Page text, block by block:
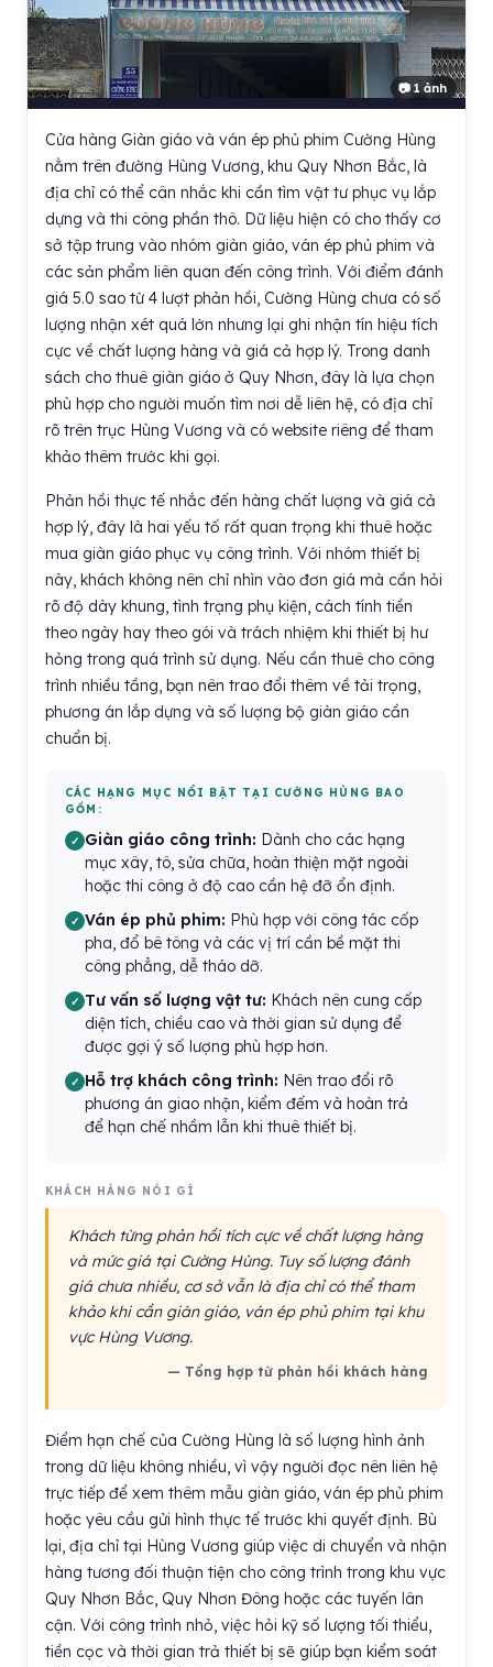
📷 1 ảnh
Cửa hàng Giàn giáo và ván ép phủ phim Cường Hùng
nằm trên đường Hùng Vương, khu Quy Nhơn Bắc, là
địa chỉ có thể cân nhắc khi cần tìm vật tư phục vụ lắp
dựng và thi công phần thô. Dữ liệu hiện có cho thấy cơ
sở tập trung vào nhóm giàn giáo, ván ép phủ phim và
các sản phẩm liên quan đến công trình. Với điểm đánh
giá 5.0 sao từ 4 lượt phản hồi, Cường Hùng chưa có số
lượng nhận xét quá lớn nhưng lại ghi nhận tín hiệu tích
cực về chất lượng hàng và giá cả hợp lý. Trong danh
sách cho thuê giàn giáo ở Quy Nhơn, đây là lựa chọn
phù hợp cho người muốn tìm nơi dễ liên hệ, có địa chỉ
rõ trên trục Hùng Vương và có website riêng để tham
khảo thêm trước khi gọi.
Phản hồi thực tế nhắc đến hàng chất lượng và giá cả
hợp lý, đây là hai yếu tố rất quan trọng khi thuê hoặc
mua giàn giáo phục vụ công trình. Với nhóm thiết bị
này, khách không nên chỉ nhìn vào đơn giá mà cần hỏi
rõ độ dày khung, tình trạng phụ kiện, cách tính tiền
theo ngày hay theo gói và trách nhiệm khi thiết bị hư
hỏng trong quá trình sử dụng. Nếu cần thuê cho công
trình nhiều tầng, bạn nên trao đổi thêm về tải trọng,
phương án lắp dựng và số lượng bộ giàn giáo cần
chuẩn bị.
CÁC HẠNG MỤC NỔI BẬT TẠI CƯỜNG HÙNG BAO
GỒM:
Giàn giáo công trình: Dành cho các hạng
mục xây, tô, sửa chữa, hoàn thiện mặt ngoài
hoặc thi công ở độ cao cần hệ đỡ ổn định.
Ván ép phủ phim: Phù hợp với công tác cốp
pha, đổ bê tông và các vị trí cần bề mặt thi
công phẳng, dễ tháo dỡ.
Tư vấn số lượng vật tư: Khách nên cung cấp
diện tích, chiều cao và thời gian sử dụng để
được gợi ý số lượng phù hợp hơn.
Hỗ trợ khách công trình: Nên trao đổi rõ
phương án giao nhận, kiểm đếm và hoàn trả
để hạn chế nhầm lẫn khi thuê thiết bị.
KHÁCH HÀNG NÓI GÌ
Khách từng phản hồi tích cực về chất lượng hàng
và mức giá tại Cường Hùng. Tuy số lượng đánh
giá chưa nhiều, cơ sở vẫn là địa chỉ có thể tham
khảo khi cần giàn giáo, ván ép phủ phim tại khu
vực Hùng Vương.
— Tổng hợp từ phản hồi khách hàng
Điểm hạn chế của Cường Hùng là số lượng hình ảnh
trong dữ liệu không nhiều, vì vậy người đọc nên liên hệ
trực tiếp để xem thêm mẫu giàn giáo, ván ép phủ phim
hoặc yêu cầu gửi hình thực tế trước khi quyết định. Bù
lại, địa chỉ tại Hùng Vương giúp việc di chuyển và nhận
hàng tương đối thuận tiện cho công trình trong khu vực
Quy Nhơn Bắc, Quy Nhơn Đông hoặc các tuyến lân
cận. Với công trình nhỏ, việc hỏi kỹ số lượng tối thiểu,
tiền cọc và thời gian trả thiết bị sẽ giúp bạn kiểm soát